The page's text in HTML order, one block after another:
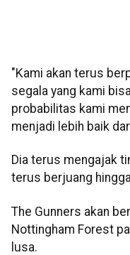
"Kami akan terus
segala yang kami
probabilitas kami
menjadi lebih baik
Dia terus mengajak
terus berjuang
The Gunners akan
Nottingham Forest
lusa.